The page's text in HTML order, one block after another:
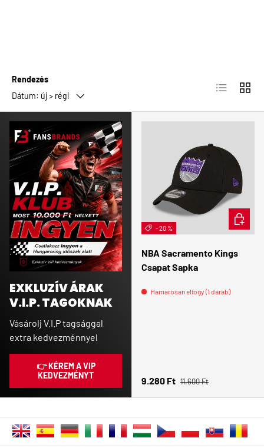
Rendezés
Dátum: új > régi
Lista Rács
EXKLUZÍV ÁRAK
V.I.P. TAGOKNAK
Vásárolj V.I.P tagsággal
extra kedvezménnyel
👉 KÉREM A VIP
KEDVEZMÉNYT
- 20 %
NBA Sacramento Kings
Csapat Sapka
Hamarosan elfogy (1 darab)
Eladási ár
9.280 Ft Normál ár
11.600 Ft